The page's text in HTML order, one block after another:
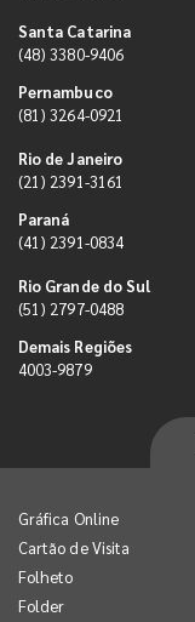
Santa Catarina
(48) 3380-9406
Pernambuco
(81) 3264-0921
Rio de Janeiro
(21) 2391-3161
Paraná
(41) 2391-0834
Rio Grande do Sul
(51) 2797-0488
Demais Regiões
4003-9879
Gráfica Online
Cartão de Visita
Folheto
Folder